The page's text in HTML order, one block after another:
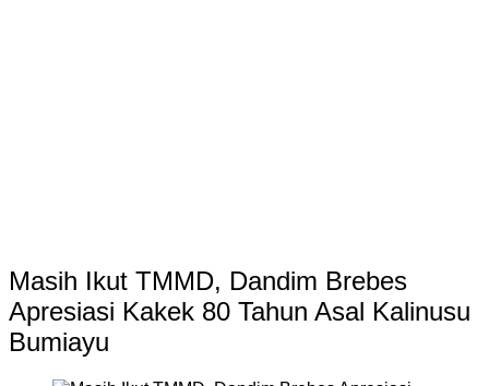
Masih Ikut TMMD, Dandim Brebes
Apresiasi Kakek 80 Tahun Asal Kalinusu
Bumiayu